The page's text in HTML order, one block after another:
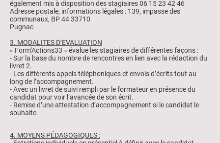
également mis à disposition des stagiaires 06 15 23 42 46
Adresse postale, informations légales : 139, impasse des
communaux, BP 44 33710
Pugnac
3. MODALITES D’EVALUATION
« Form’Actions33 » évalue les stagiaires de différentes façons :
- Sur la base du nombre de rencontres en lien avec la rédaction du
livret 2.
- Les différents appels téléphoniques et envois d’écrits tout au
long de l’accompagnement.
- Avec un livret de suivi rempli par le formateur en présence du
candidat pour voir l’avancée de son écrit.
- Remise d’une attestation d’accompagnement si le candidat le
souhaite.
4. MOYENS PÉDAGOGIQUES :